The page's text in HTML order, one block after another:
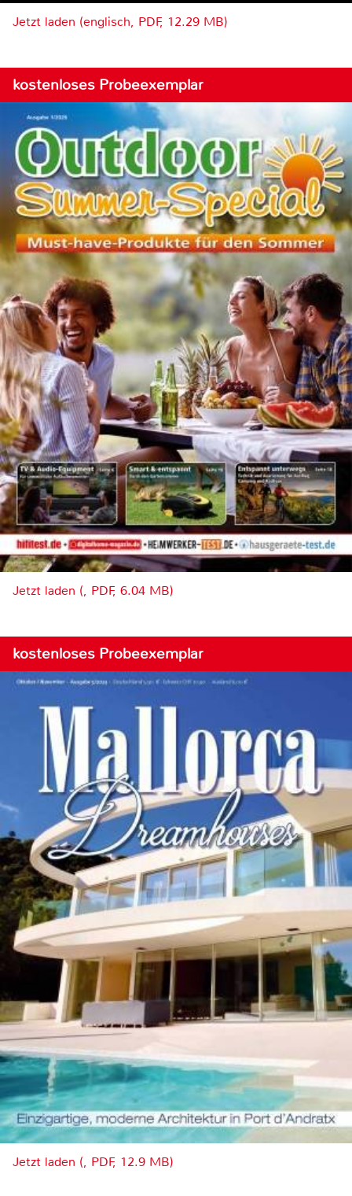
Jetzt laden (englisch, PDF, 12.29 MB)
kostenloses Probeexemplar
Jetzt laden (, PDF, 6.04 MB)
kostenloses Probeexemplar
Jetzt laden (, PDF, 12.9 MB)